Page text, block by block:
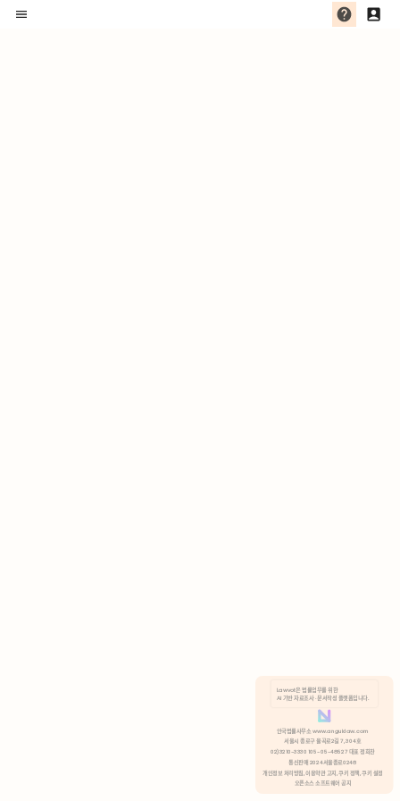
분석 쿠키 허용
Lawvot은 법률업무를 위한
AI 기반 자료조사 · 문서작성 플랫폼입니다.
안국법률사무소 www.anguklaw.com
서울시 종로구 율곡로2길 7, 304호
02)3210-3330 105-05-48527 대표 정희찬
통신판매 2024서울종로0248
개인정보 처리방침, 이용약관 고지, 쿠키 정책, 쿠키 설정
오픈소스 소프트웨어 공지